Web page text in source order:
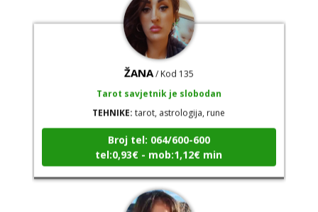
ŽANA/ Kod 135
tarot, astrologija, rune
Broj tel: 064/600-600
tel:0,93€ - mob:1,12€ min